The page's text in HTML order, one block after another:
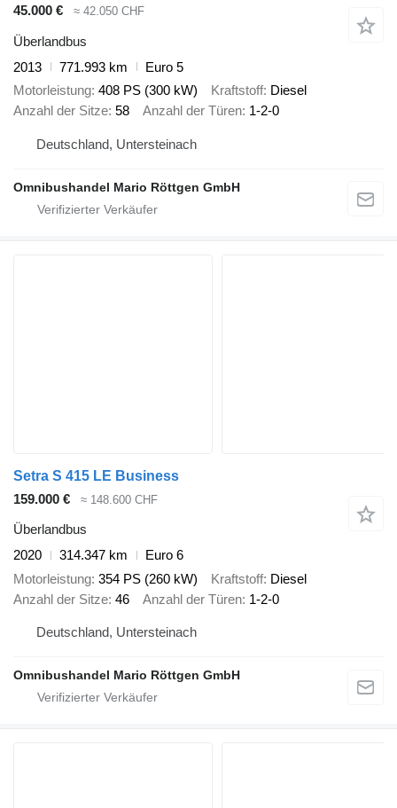
45.000 €
≈ 42.050 CHF
Überlandbus
2013
771.993 km
Euro 5
Motorleistung 408 PS (300 kW) Kraftstoff Diesel
Anzahl der Sitze 58 Anzahl der Türen 1-2-0
Deutschland, Untersteinach
Omnibushandel Mario Röttgen GmbH
Setra S 415 LE Business
159.000 €
≈ 148.600 CHF
Überlandbus
2020
314.347 km
Euro 6
Motorleistung 354 PS (260 kW) Kraftstoff Diesel
Anzahl der Sitze 46 Anzahl der Türen 1-2-0
Deutschland, Untersteinach
Omnibushandel Mario Röttgen GmbH